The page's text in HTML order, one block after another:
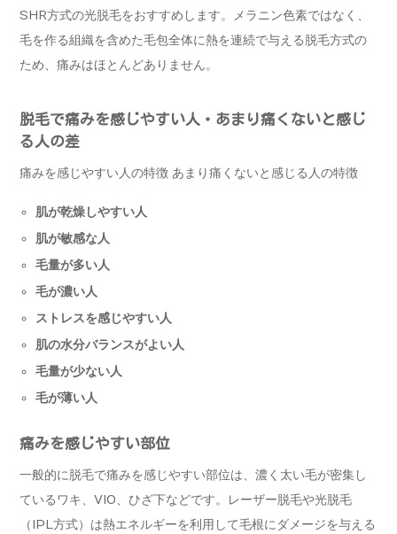
SHR方式の光脱毛をおすすめします。メラニン色素ではなく、
毛を作る組織を含めた毛包全体に熱を連続で与える脱毛方式の
ため、痛みはほとんどありません。
脱毛で痛みを感じやすい人・あまり痛くないと感じ
る人の差
痛みを感じやすい人の特徴 あまり痛くないと感じる人の特徴
肌が乾燥しやすい人
肌が敏感な人
毛量が多い人
毛が濃い人
ストレスを感じやすい人
肌の水分バランスがよい人
毛量が少ない人
毛が薄い人
痛みを感じやすい部位
一般的に脱毛で痛みを感じやすい部位は、濃く太い毛が密集し
ているワキ、VIO、ひざ下などです。レーザー脱毛や光脱毛
（IPL方式）は熱エネルギーを利用して毛根にダメージを与える